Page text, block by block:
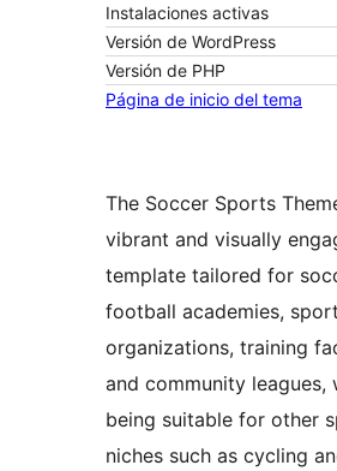
Instalaciones activas
Versión de WordPress
Versión de PHP
Página de inicio del tema
The Soccer Sports
vibrant and visually
template tailored for
football academies,
organizations, training
and community leagues,
being suitable for other
niches such as cycling